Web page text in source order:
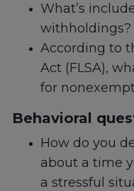
What’s
withholdings?
According to
Act (FLSA),
for
Behavioral
How do you
about a time
a stressful